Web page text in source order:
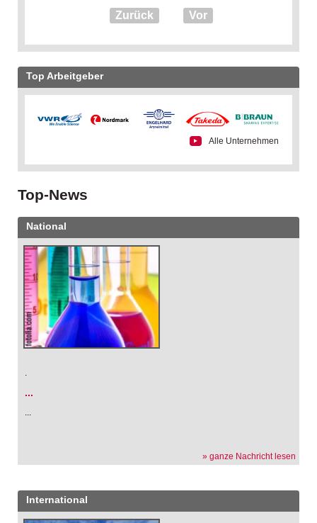
Zurück Vor
Top Arbeitgeber
Alle Unternehmen
Top-News
National
.
...
...
» ganze Nachricht lesen
International